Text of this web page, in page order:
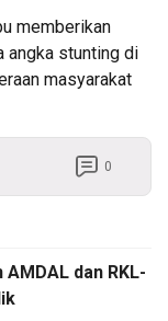
memberikan
angka stunting di
masyarakat
0
dan RKL-